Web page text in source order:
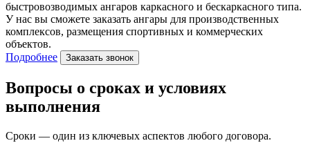
быстровозводимых ангаров каркасного и бескаркасного типа.
У нас вы сможете заказать ангары для производственных
комплексов, размещения спортивных и коммерческих
объектов.
Подробнее
Заказать звонок
Вопросы о сроках и условиях
выполнения
Сроки — один из ключевых аспектов любого договора.